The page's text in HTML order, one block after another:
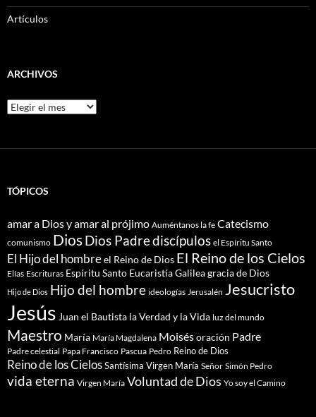
Artículos
ARCHIVOS
Archivos
TÓPICOS
amar a Dios y amar al prójimo Auméntanos la fe Catecismo
comunismo DiosDios Padrediscípulos el Espíritu Santo
El Hijo del hombreel Reino de Dios El Reino de los Cielos
Elías Escrituras Espíritu Santo EucaristíaGalileagracia de Dios
Hijo de Dios Hijo del hombre ideologías Jerusalén Jesucristo
Jesús Juan el Bautista la Verdad y la Vida luz del mundo
Maestro María María Magdalena Moisésoración Padre
Padre celestial Papa Francisco Pascua Pedro Reino de Dios
Reino de los CielosSantísima Virgen María Señor Simón Pedro
vida eterna Virgen María Voluntad de Dios Yo soy el Camino